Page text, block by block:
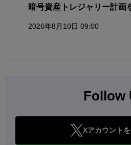
暗号資産トレジャリー計画
2026年8月10日 09:00
Follow
Xアカウント